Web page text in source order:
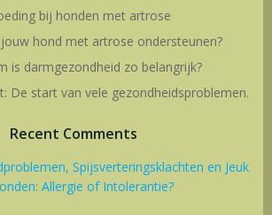
bij honden met artrose
hond met artrose ondersteunen?
is darmgezondheid zo belangrijk?
De start van vele gezondheidsproblemen.
Recent Comments
Spijsverteringsklachten en Jeuk
Allergie of Intolerantie?